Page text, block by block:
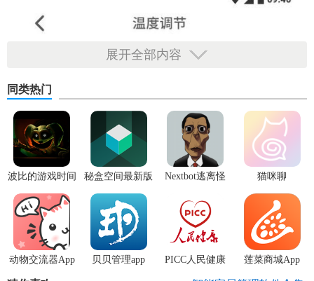
展开全部内容
同类热门
波比的游戏时间
3安卓版
秘盒空间最新版
Nextbot逃离怪
猫咪聊
动物交流器App 贝贝管理app
PICC人民健康
app
莲菜商城App